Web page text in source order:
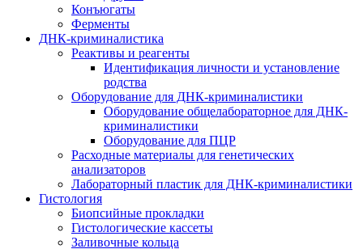
Конъюгаты
Ферменты
ДНК-криминалистика
Реактивы и реагенты
Идентификация личности и установление
родства
Оборудование для ДНК-криминалистики
Оборудование общелабораторное для ДНК-
криминалистики
Оборудование для ПЦР
Расходные материалы для генетических
анализаторов
Лабораторный пластик для ДНК-криминалистики
Гистология
Биопсийные прокладки
Гистологические кассеты
Заливочные кольца